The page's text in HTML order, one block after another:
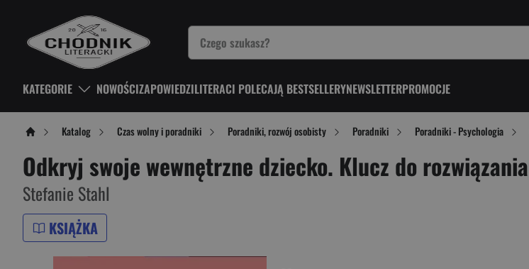
KATEGORIE NOWOŚCIZAPOWIEDZILITERACI POLECAJĄ BESTSELLERYNEWSLETTERPROMOCJE
Katalog Czas wolny i poradniki Poradniki, rozwój osobisty Poradniki Poradniki - Psychologia
Odkryj swoje wewnętrzne dziecko. Klucz do
Stefanie Stahl
KSIĄŻKA